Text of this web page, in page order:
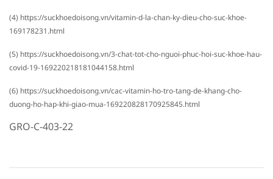
(4) https://suckhoedoisong.vn/vitamin-d-la-chan-ky-dieu-cho-suc-khoe-
169178231.html
(5) https://suckhoedoisong.vn/3-chat-tot-cho-nguoi-phuc-hoi-suc-khoe-hau-
covid-19-169220218181044158.html
(6) https://suckhoedoisong.vn/cac-vitamin-ho-tro-tang-de-khang-cho-
duong-ho-hap-khi-giao-mua-169220828170925845.html
GRO-C-403-22